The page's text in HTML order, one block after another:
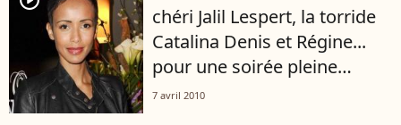
chéri Jalil Lespert, la torride
Catalina Denis et Régine...
pour une soirée pleine
d'amour !
7 avril 2010